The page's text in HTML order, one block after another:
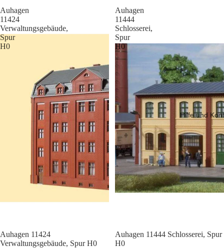
Hilfe und
Auhagen
11424
Verwaltungsgebäude,
Spur
H0
Sale
Auhagen 11424
Verwaltungsgebäude, Spur H0
Auhagen
11444
Schlosserei,
Spur
H0
Sale
Auhagen 11444 Schlosserei, Spur
H0